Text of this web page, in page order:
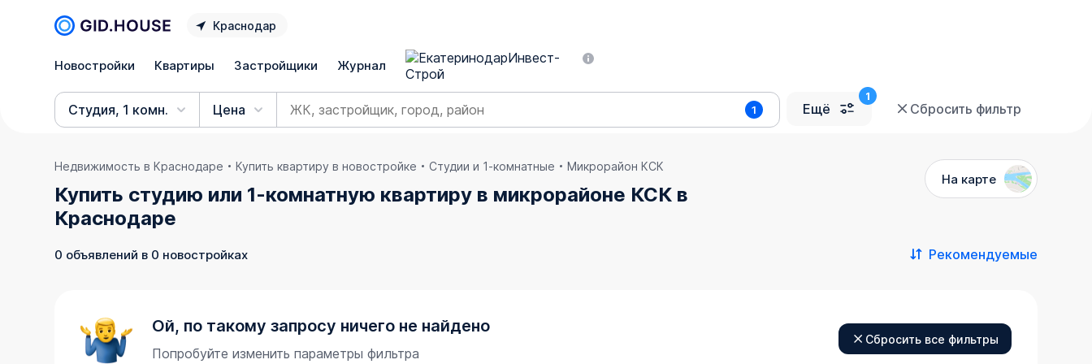
Краснодар
Новостройки Квартиры Застройщики Журнал
Студия, 1 комн. Цена 1 Ещё Сбросить фильтр
Недвижимость в Краснодаре Купить квартиру в новостройке Студии и 1-комнатные Микрорайон КСК
Купить студию или 1-комнатную квартиру в микрорайоне КСК в
Краснодаре
На карте
0 объявлений в 0 новостройках Рекомендуемые
Ой, по такому запросу ничего не найдено
Попробуйте изменить параметры фильтра
Сбросить все фильтры